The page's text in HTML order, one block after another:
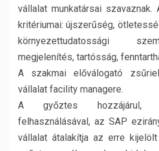
vállalat munkatársai
kritériumai: újszerűség,
környezettudatossági
megjelenítés, tartósság,
A szakmai előválogató
vállalat facility managere.
A győztes hozzájárul,
felhasználásával, az SAP
vállalat átalakítja az erre